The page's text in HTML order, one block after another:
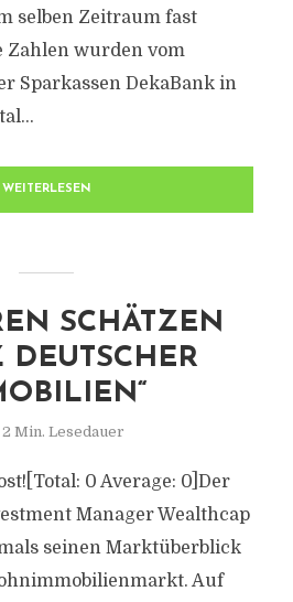
selben Zeitraum fast
Zahlen wurden vom
Sparkassen DekaBank in
WEITERLESEN
SCHÄTZEN
2 Min. Lesedauer
0 Average: 0]Der
Manager Wealthcap
seinen Marktüberblick
Auf